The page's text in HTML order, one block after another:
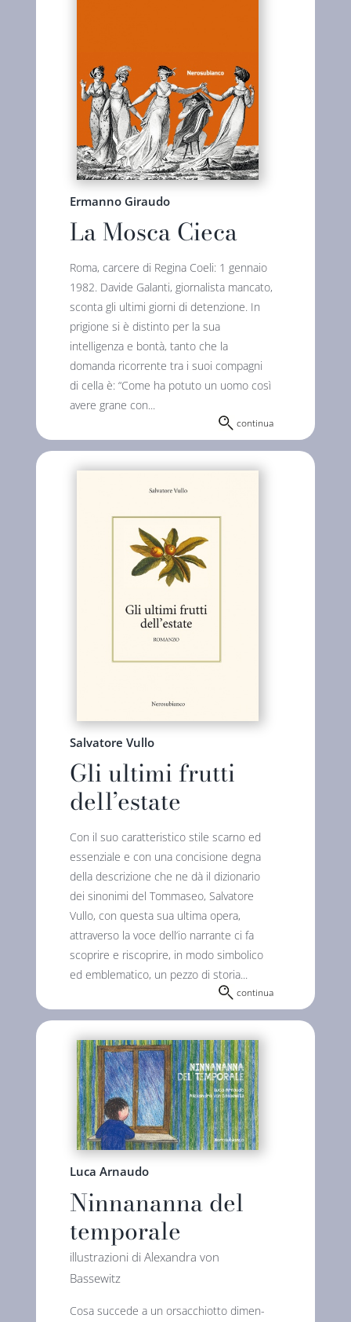
Ermanno Giraudo
La Mosca Cieca
Roma, carcere di Regina Coeli: 1 gennaio
1982. Davide Galanti, giornalista mancato,
sconta gli ultimi giorni di detenzione. In
prigione si è distinto per la sua
intelligenza e bontà, tanto che la
domanda ricorrente tra i suoi compagni
di cella è: “Come ha potuto un uomo così
avere grane con...
continua
Salvatore Vullo
Gli ultimi frutti
dell’estate
Con il suo caratteristico stile scarno ed
essenziale e con una concisione degna
della descrizione che ne dà il dizionario
dei sinonimi del Tommaseo, Salvatore
Vullo, con questa sua ultima opera,
attraverso la voce dell’io narrante ci fa
scoprire e riscoprire, in modo simbolico
ed emblematico, un pezzo di storia...
continua
Luca Arnaudo
Ninnananna del
temporale
illustrazioni di Alexandra von
Bassewitz
Cosa succede a un orsacchiotto dimen­